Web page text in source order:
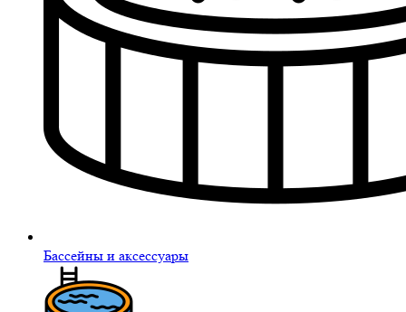
Бассейны и аксессуары